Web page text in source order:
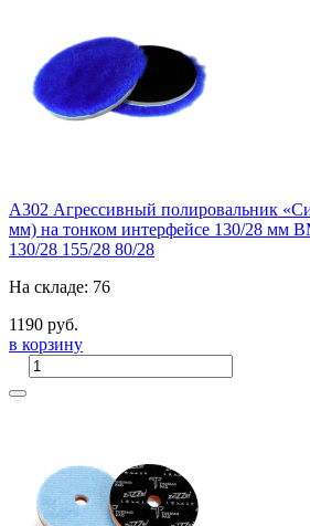
A302 Агрессивный полировальник
мм) на тонком интерфейсе 130/28 мм
130/28 155/28 80/28
На складе: 76
1190 руб.
в корзину